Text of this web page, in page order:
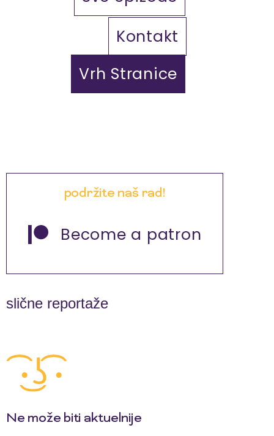
Kontakt
Vrh Stranice
podržite naš rad!
Become a patron
slične reportaže
Ne može biti aktuelnije